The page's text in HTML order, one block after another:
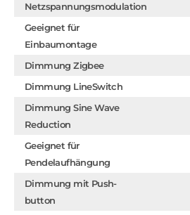
Netzspannungsmodulation
Geeignet für
Einbaumontage
Dimmung Zigbee
Dimmung LineSwitch
Dimmung Sine Wave
Reduction
Geeignet für
Pendelaufhängung
Dimmung mit Push-
button